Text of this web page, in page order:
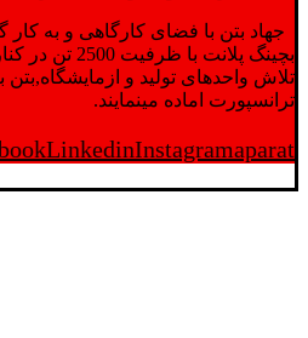
جهاد بتن با فضای کارگاهی و به
بچینگ پلانت با
تلاش واحدهای تولید و ازمایشگاه,بتن
ترانسپورت اماده مینمایند.
LinkedinInstagramaparat